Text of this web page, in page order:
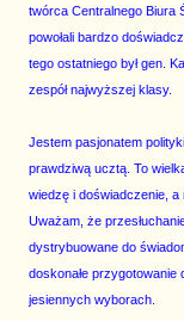
twórca Centralnego Biura
powołali bardzo
tego ostatniego był gen.
zespół najwyższej klasy.
Jestem pasjonatem
prawdziwą ucztą. To
wiedzę i doświadczenie,
Uważam, że
dystrybuowane do
doskonałe
jesiennych wyborach.